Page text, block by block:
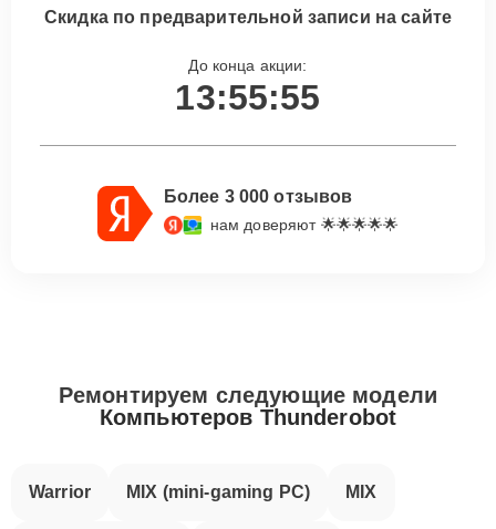
Скидка по предварительной записи на сайте
До конца акции:
13:55:54
Более 3 000 отзывов
нам доверяют 🌟🌟🌟🌟🌟
Ремонтируем следующие модели
Компьютеров Thunderobot
Warrior MIX (mini-gaming PC) MIX